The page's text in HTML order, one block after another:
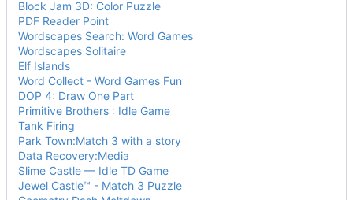
Block Jam 3D: Color Puzzle
PDF Reader Point
Wordscapes Search: Word Games
Wordscapes Solitaire
Elf Islands
Word Collect - Word Games Fun
DOP 4: Draw One Part
Primitive Brothers : Idle Game
Tank Firing
Park Town:Match 3 with a story
Data Recovery:Media
Slime Castle — Idle TD Game
Jewel Castle™ - Match 3 Puzzle